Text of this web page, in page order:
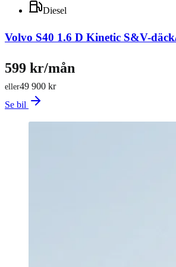
Diesel
Volvo S40 1.6 D Kinetic S&V-
49 900 kr
eller
599 kr/mån
Se bil